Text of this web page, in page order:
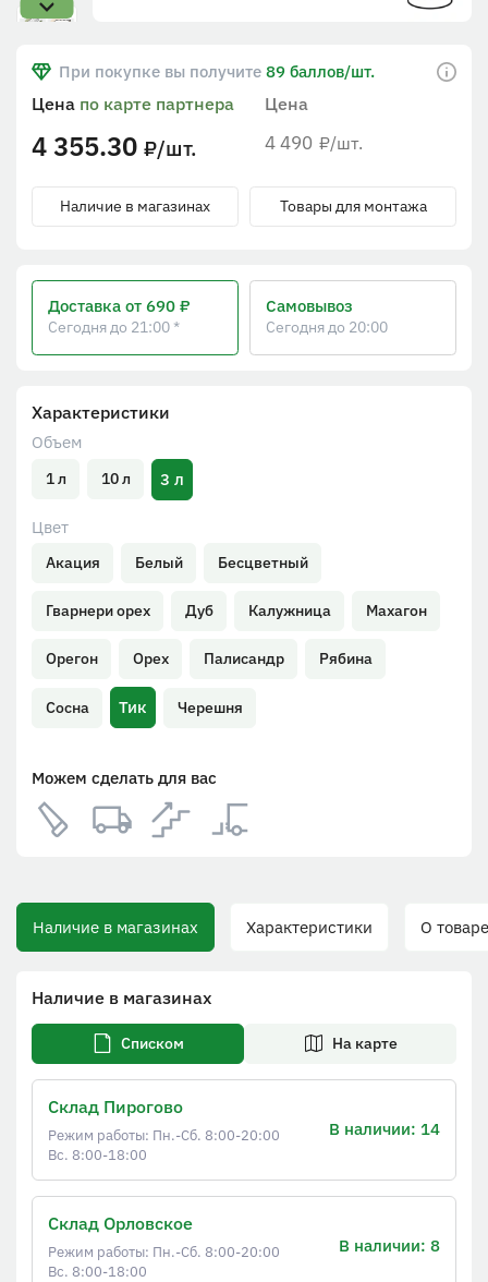
Характеристики
Объем
1 л 10 л 3 л
Цвет
Акация Белый Бесцветный
Гварнери орех Дуб Калужница Махагон
Орегон Орех Палисандр Рябина
Сосна Тик Черешня
Можем сделать для вас
При покупке вы получите 89 баллов/шт.
Цена
4 490 ₽/шт.
Цена по карте партнера
4 355.30 ₽/шт.
Наличие в магазинах Товары для монтажа
Доставка от 690 ₽
Сегодня до 21:00 *
Самовывоз
Сегодня до 20:00
Наличие в магазинах Характеристики О товаре
Наличие в магазинах
Списком На карте
Склад Пирогово
Режим работы: Пн.-Сб. 8:00-20:00
Вс. 8:00-18:00
В наличии: 14
Склад Орловское
Режим работы: Пн.-Сб. 8:00-20:00
Вс. 8:00-18:00
В наличии: 8